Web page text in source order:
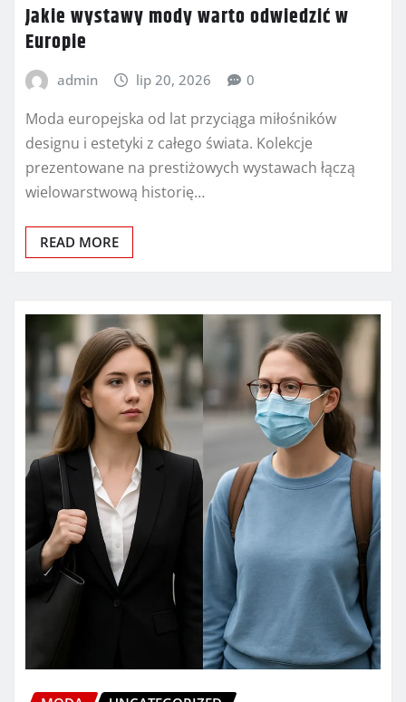
Jakie wystawy mody warto odwiedzić w
Europie
admin lip 20, 2026 0
Moda europejska od lat przyciąga miłośników
designu i estetyki z całego świata. Kolekcje
prezentowane na prestiżowych wystawach łączą
wielowarstwową historię…
READ MORE